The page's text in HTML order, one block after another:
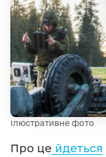
Ілюстративне фото
Про це йдеться